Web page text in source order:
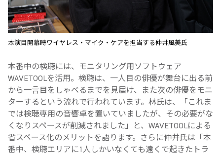
本演目開幕時ワイヤレス・マイク・ケアを担当する仲井風美氏
本番中の検聴には、モニタリング用ソフトウェア
WAVETOOLを活用。検聴は、一人目の俳優が舞台に出る前
から一言目をしゃべるまでを見届け、また次の俳優をモニ
ターするという流れで行われています。林氏は、「これま
では検聴専用の音響卓を置いていましたが、その必要がな
くなりスペースが削減されました」と、WAVETOOLによる
省スペース化のメリットを語ります。さらに仲井氏は「本
番中、検聴エリアに1人しかいなくても遠くで起きたトラ